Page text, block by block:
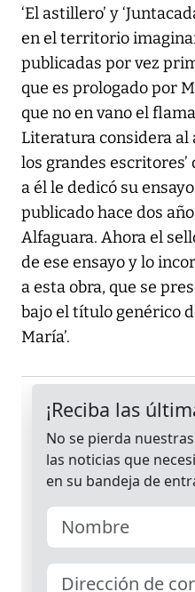
‘El astillero’ y
en el territorio
publicadas por vez
que es prologado por
que no en vano el
Literatura considera al
los grandes
a él le dedicó su ensayo
publicado hace dos
Alfaguara. Ahora el
de ese ensayo y lo
a esta obra, que se
bajo el título genérico
María’.